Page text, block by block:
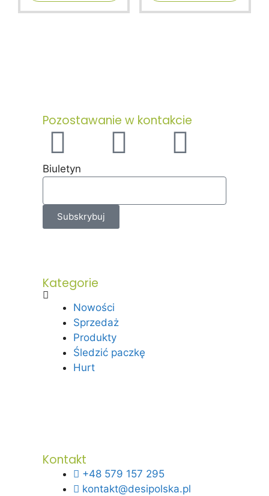
5
5
Pozostawanie w kontakcie
Biuletyn
Subskrybuj
Kategorie
Nowości
Sprzedaż
Produkty
Śledzić paczkę
Hurt
Kontakt
+48 579 157 295
kontakt@desipolska.pl